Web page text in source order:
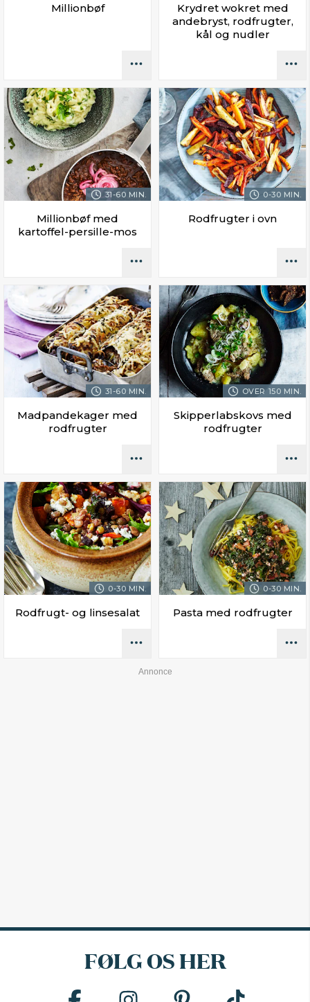
Millionbøf
Krydret wokret med
andebryst, rodfrugter,
kål og nudler
31-60 MIN.
Millionbøf med
kartoffel-persille-mos
0-30 MIN.
Rodfrugter i ovn
31-60 MIN.
Madpandekager med
rodfrugter
OVER 150 MIN.
Skipperlabskovs med
rodfrugter
0-30 MIN.
Rodfrugt- og linsesalat
0-30 MIN.
Pasta med rodfrugter
FØLG OS HER